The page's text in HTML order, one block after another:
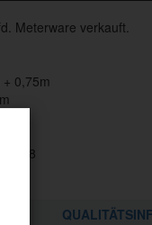
Meterware verkauft.
0,75m